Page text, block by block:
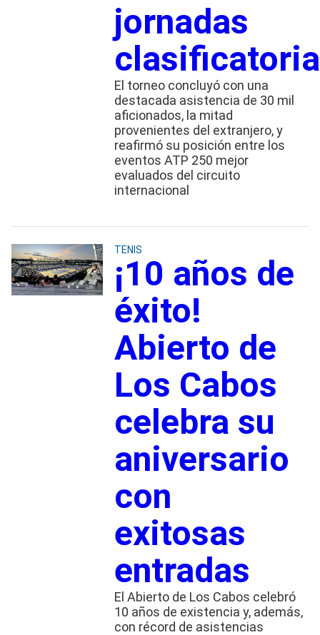
jornadas
El torneo concluyó con una
destacada asistencia de 30 mil
aficionados, la mitad
provenientes del extranjero, y
reafirmó su posición entre los
eventos ATP 250 mejor
evaluados del circuito
internacional
TENIS
¡10 años de
éxito!
Abierto de
Los Cabos
celebra su
aniversario
con
exitosas
entradas
El Abierto de Los Cabos celebró
10 años de existencia y, además,
con récord de asistencias